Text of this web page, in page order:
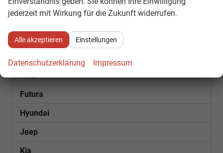
Cupra
Dacia
Ford
Futura
Hyundai
Jeep
Kia
jederzeit mit Wirkung für die Zukunft widerrufen.
Alle akzeptieren Einstellungen
Datenschutzerklärung Impressum